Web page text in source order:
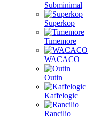
Subminimal
Superkop
Timemore
WACACO
Outin
Kaffelogic
Rancilio